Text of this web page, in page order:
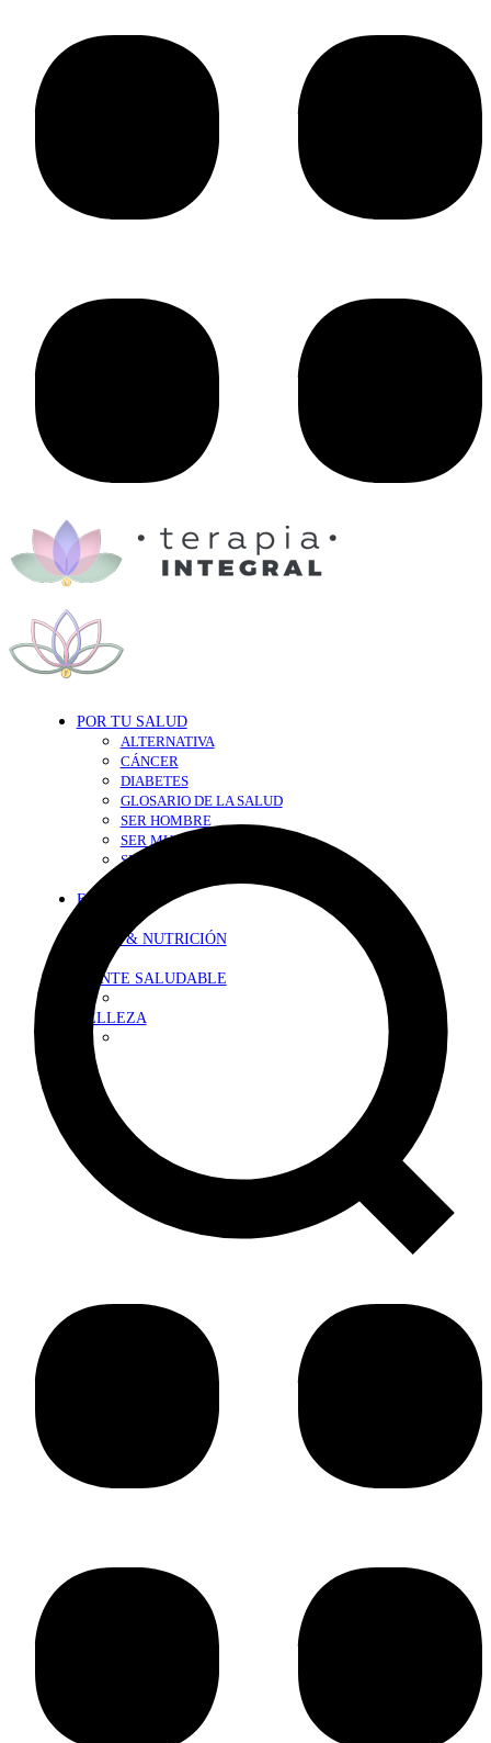
POR TU SALUD
ALTERNATIVA
CÁNCER
DIABETES
GLOSARIO DE LA SALUD
SER HOMBRE
SER MUJER
SEXY-SALUD
EN FORMA
DIETA & NUTRICIÓN
MENTE SALUDABLE
BELLEZA